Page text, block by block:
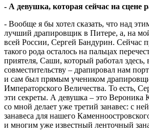
- А девушка, которая сейчас на сцене
- Вообще я бы хотел сказать, что над
лучший драпировщик в Питере, а, на
всей России, Сергей Бандурин. Сейчас
такого рода осталось на пальцах
приятеля, Саши, который работал здесь,
совместительству – драпировал нам
и сам был прямым учеником
Императорского Величества. То есть,
эти секреты. А девушка – это Вероника
со мной делает уже третий занавес: с
занавеса для нашего
и многим уже известный ленточный